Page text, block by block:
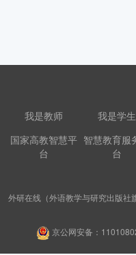
我是教师 我是学生
国家高教智慧平
台
智慧教育服
台
外研在线（外语教学与研究出版
京公网安备：